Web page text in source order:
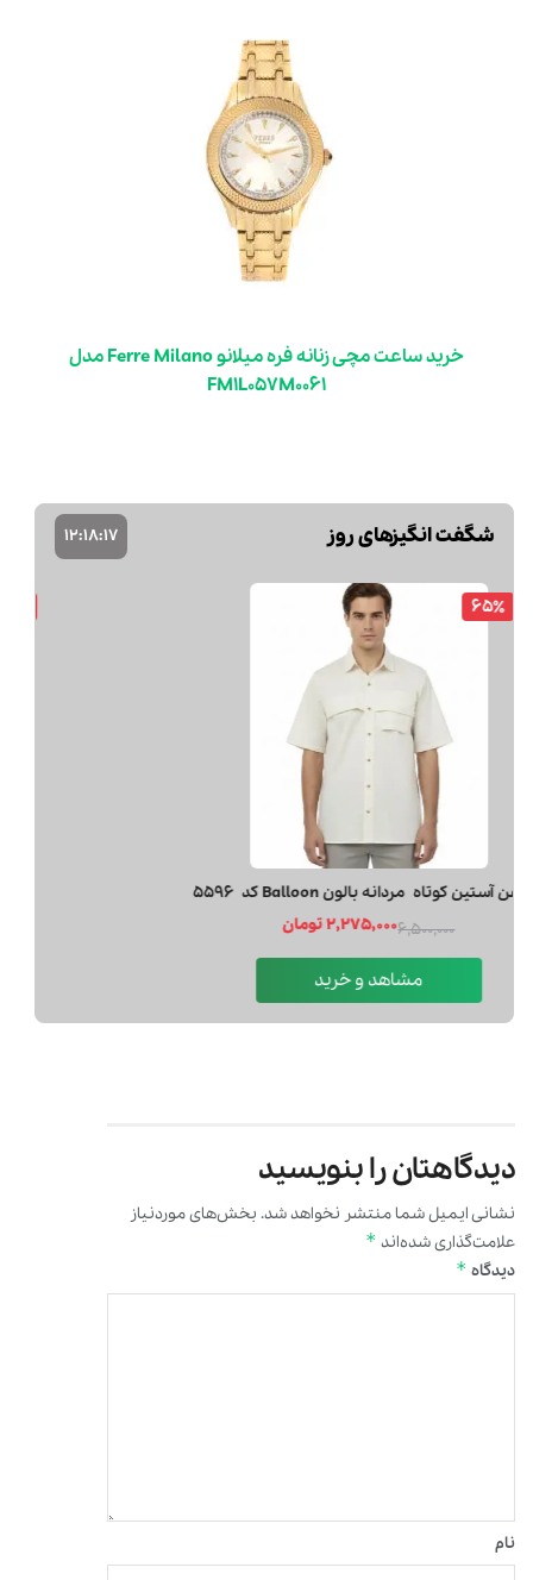
خرید ساعت مچی زنانه فره میلانو Ferre Milano مدل
FM1L057M0061
شگفت انگیزهای روز 12:18:16
65٪
پیراهن آستین کوتاه مردانه بالون Balloon کد 5596
6,500,0002,275,000 تومان
مشاهد و خرید
دیدگاهتان را بنویسید
نشانی ایمیل شما منتشر نخواهد شد. بخش‌های موردنیاز
علامت‌گذاری شده‌اند *
دیدگاه *
نام